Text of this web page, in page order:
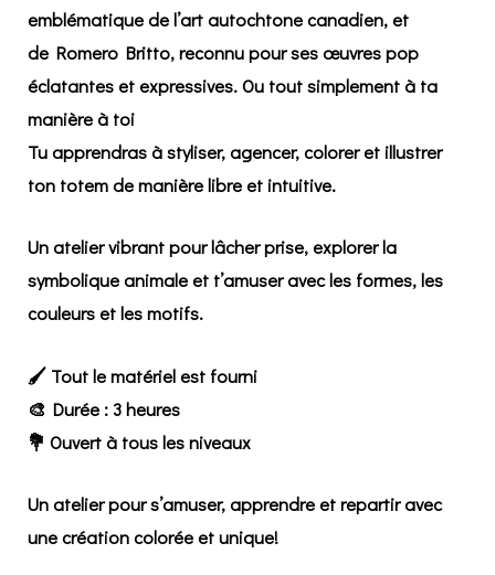
emblématique de l’art autochtone canadien, et
deRomero Britto, reconnu pour ses œuvres pop
éclatantes et expressives. Ou tout simplement à ta
manière à toi
Tu apprendras à styliser, agencer, colorer et illustrer
ton totem de manière libre et intuitive.
Un atelier vibrant pour lâcher prise, explorer la
symbolique animale et t’amuser avec les formes, les
couleurs et les motifs.
🖌️ Tout le matériel est fourni
🎨Durée : 3 heures
💐Ouvert à tous les niveaux
Un atelier pour s’amuser, apprendre et repartir avec
une création colorée et unique!